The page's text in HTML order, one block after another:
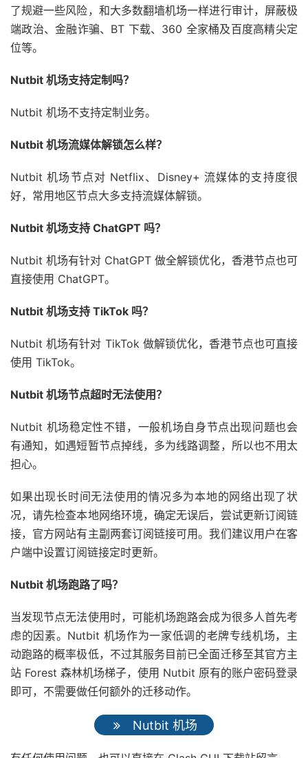
了规避一些风险，和大多数翻墙机场一样进行审计，屏蔽极
端政治、金融诈骗、BT 下载、360 全家桶及百度高精尖定
位等。
Nutbit 机场支持定制吗？
Nutbit 机场不支持定制业务。
Nutbit 机场流媒体解锁怎么样？
Nutbit 机场节点对 Netflix、Disney+ 流媒体的支持度很
好，常用地区节点大多支持流媒体解锁。
Nutbit 机场支持 ChatGPT 吗？
Nutbit 机场有针对 ChatGPT 做全解锁优化，香港节点也可
直接使用 ChatGPT。
Nutbit 机场支持 TikTok 吗？
Nutbit 机场有针对 TikTok 做解锁优化，香港节点也可直接
使用 TikTok。
Nutbit 机场节点超时无法使用？
Nutbit 机场稳定性不错，一般机场自身节点出现问题也会
有通知，如遇短暂节点掉线，多为线路调整，所以也不用太
担心。
如果出现长时间无法使用的情况多为本地的网络出现了状
况，请先检查本地网络环境，确定无误后，尝试更新订阅链
接，官方网站有主副两套订阅链接可用。我们建议用户在客
户端中设置订阅链接定时更新。
Nutbit 机场跑路了吗？
当发现节点无法使用时，可能机场跑路会成为很多人首先考
虑的因素。Nutbit 机场作为一家低调的老牌专线机场，主
动跑路的概率极低，不过其服务目前已全面迁移至其官方主
站 Forest 森林机场梯子，使用 Nutbit 原有的账户密码登录
即可，不需要做任何额外的迁移动作。
Nutbit 机场